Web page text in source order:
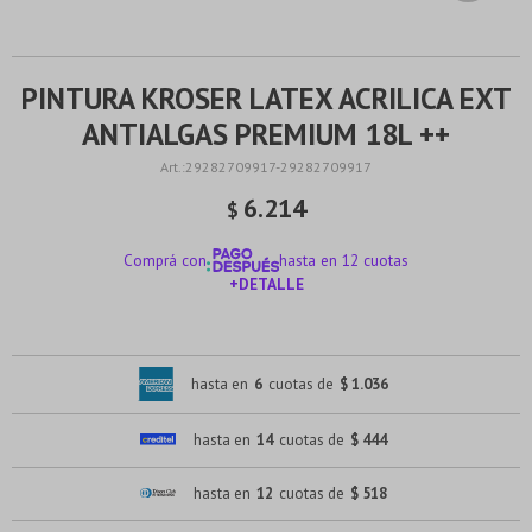
PINTURA KROSER LATEX ACRILICA EXT
ANTIALGAS PREMIUM 18L ++
29282709917-29282709917
$ 6.214
Comprá con
hasta en 12 cuotas
+DETALLE
hasta en 6 cuotas de $ 1.036
hasta en 14 cuotas de $ 444
hasta en 12 cuotas de $ 518